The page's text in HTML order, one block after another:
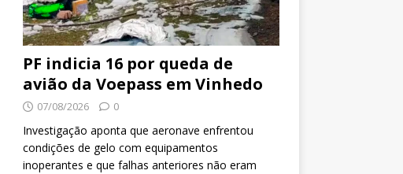
PF indicia 16 por queda de
avião da Voepass em Vinhedo
07/08/2026 0
Investigação aponta que aeronave enfrentou
condições de gelo com equipamentos
inoperantes e que falhas anteriores não eram